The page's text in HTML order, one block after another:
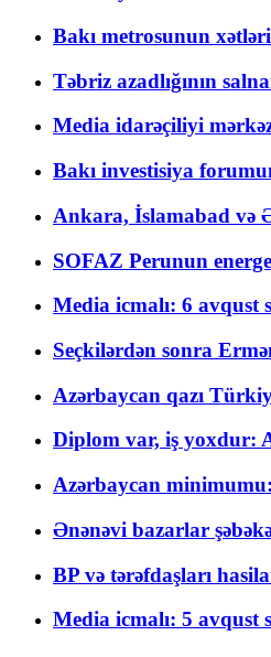
Bakı metrosunun
Təbriz azadlığının
Media idarəçiliyi
Bakı investisiya
Ankara, İslamabad və
SOFAZ Perunun
Media icmalı: 6 avqust
Seçkilərdən sonra
Azərbaycan qazı
Diplom var, iş yoxdur:
Azərbaycan
Ənənəvi bazarlar
BP və tərəfdaşları
Media icmalı: 5 avqust